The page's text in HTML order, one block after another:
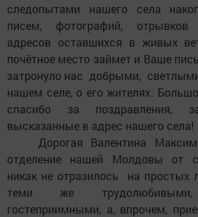
следопытами нашего села
писем, фотографий, отрывков
адресов оставшихся в живых
почётное место займет и Ваше
затронуло нас добрыми,
нашем селе, о его жителях.
спасибо за поздравления,
высказанные в адрес нашего села!
Дорогая Валентина
отделение нашей Молдовы от
никак не отразилось на простых
теми же трудолюбивыми,
гостеприимными, а, впрочем,